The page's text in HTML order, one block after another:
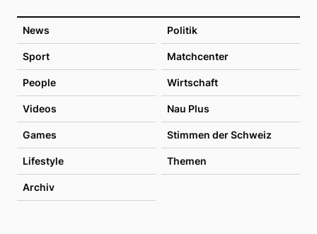
News Politik
Sport Matchcenter
People Wirtschaft
Videos Nau Plus
Games Stimmen der Schweiz
Lifestyle Themen
Archiv